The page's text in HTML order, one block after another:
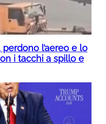
l’aereo e lo
i tacchi a spillo e